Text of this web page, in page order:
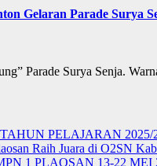
Gelaran Parade Surya
Parade Surya Senja.
PELAJARAN 2025/
Raih Juara di O2SN
1 PLAOSAN 13-22 MEI